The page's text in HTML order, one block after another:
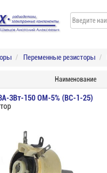
Переменные резисторы
Наименование
3Вт-150 ОМ-5% (ВС-1-25)